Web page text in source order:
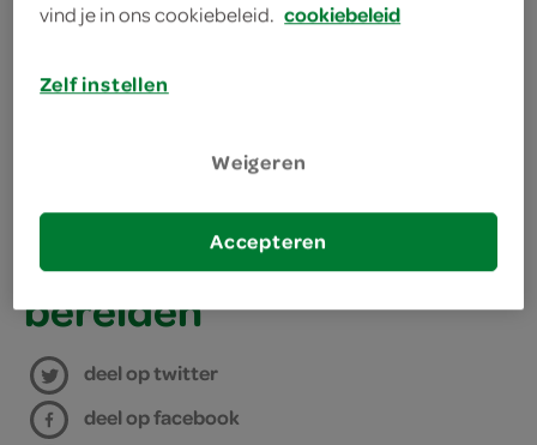
250 gram gerookte
bereiden
deel op twitter
deel op facebook
vind je in ons cookiebeleid. cookiebeleid
Zelf instellen
Weigeren
Accepteren